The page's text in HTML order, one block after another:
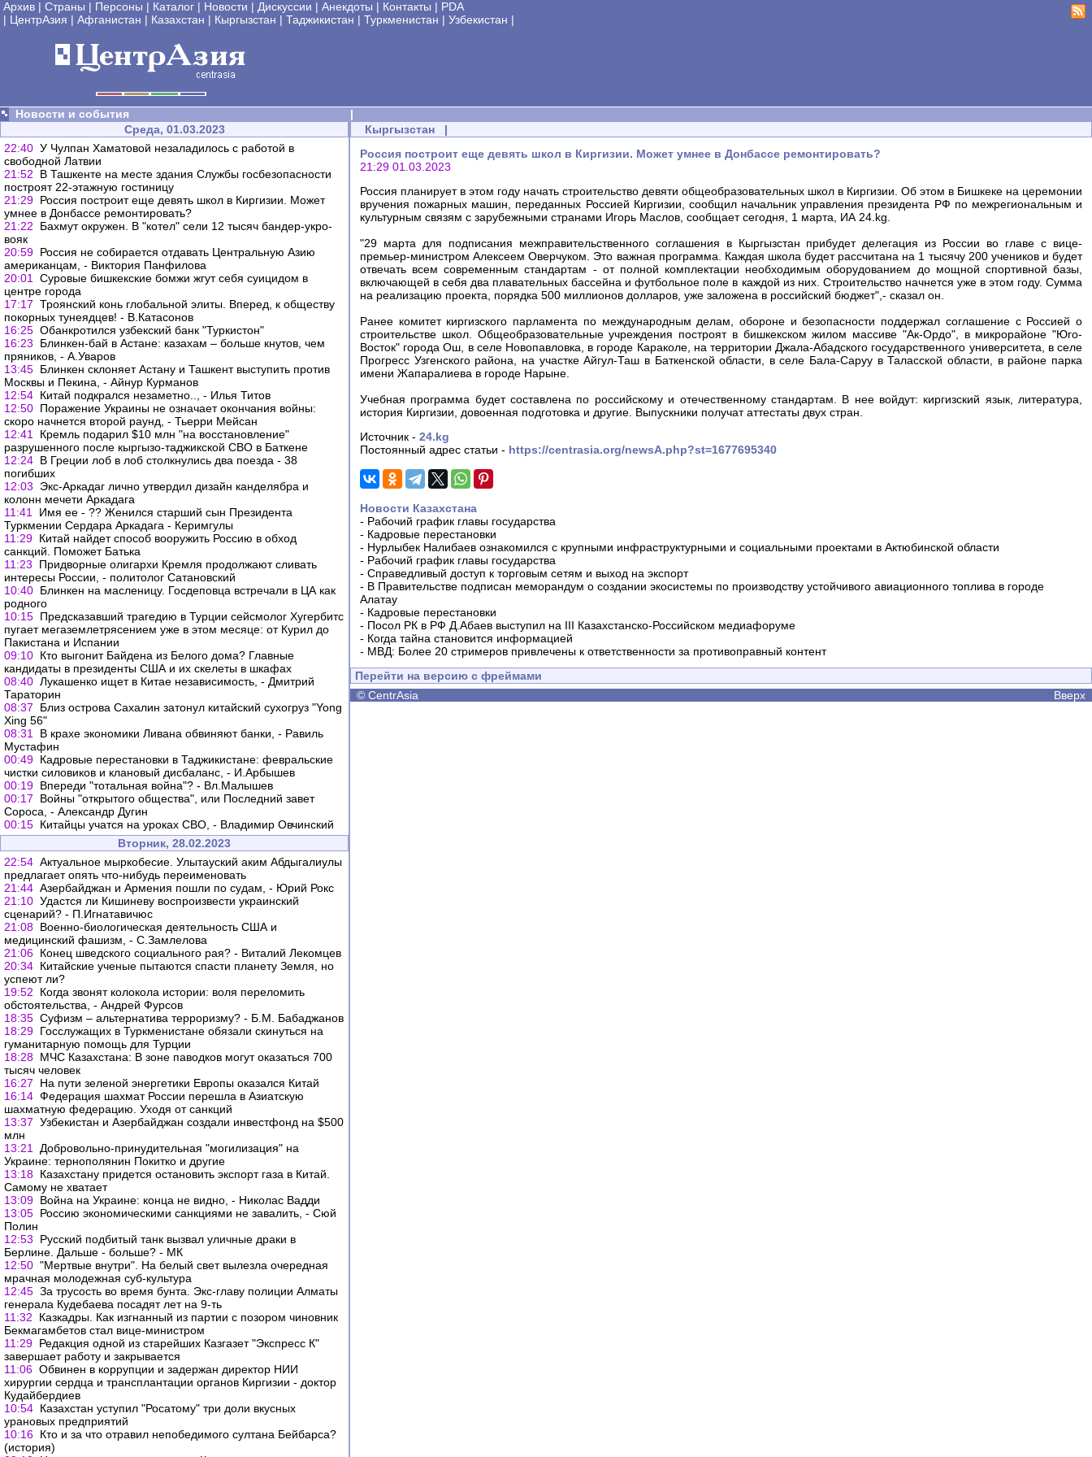
Архив | Страны | Персоны | Каталог | Новости | Дискуссии | Анекдоты | Контакты | PDA
| ЦентрАзия | Афганистан | Казахстан | Кыргызстан | Таджикистан | Туркменистан | Узбекистан |
Новости и события
|
Среда, 01.03.2023
22:40 У Чулпан Хаматовой незаладилось с работой в
свободной Латвии
21:52
В Ташкенте на месте здания Службы госбезопасности
построят 22-этажную гостиницу
21:29 Россия построит еще девять школ в Киргизии. Может
умнее в Донбассе ремонтировать?
21:22
Бахмут окружен. В "котел" сели 12 тысяч бандер-укро-
вояк
20:59 Россия не собирается отдавать Центральную Азию
американцам, - Виктория Панфилова
20:01
Суровые бишкекские бомжи жгут себя суицидом в
центре города
17:17 Троянский конь глобальной элиты. Вперед, к обществу
покорных тунеядцев! - В.Катасонов
16:25 Обанкротился узбекский банк "Туркистон"
16:23
Блинкен-бай в Астане: казахам – больше кнутов, чем
пряников, - А.Уваров
13:45 Блинкен склоняет Астану и Ташкент выступить против
Москвы и Пекина, - Айнур Курманов
12:54 Китай подкрался незаметно.., - Илья Титов
12:50 Поражение Украины не означает окончания войны:
скоро начнется второй раунд, - Тьерри Мейсан
12:41
Кремль подарил $10 млн "на восстановление"
разрушенного после кыргызо-таджикской СВО в Баткене
12:24 В Греции лоб в лоб столкнулись два поезда - 38
погибших
12:03
Экс-Аркадаг лично утвердил дизайн канделябра и
колонн мечети Аркадага
11:41
Имя ее - ?? Женился старший сын Президента
Туркмении Сердара Аркадага - Керимгулы
11:29 Китай найдет способ вооружить Россию в обход
санкций. Поможет Батька
11:23
Придворные олигархи Кремля продолжают сливать
интересы России, - политолог Сатановский
10:40 Блинкен на масленицу. Госдеповца встречали в ЦА как
родного
10:15 Предсказавший трагедию в Турции сейсмолог Хугербитс
пугает мегаземлетрясением уже в этом месяце: от Курил до
Пакистана и Испании
09:10 Кто выгонит Байдена из Белого дома? Главные
кандидаты в президенты США и их скелеты в шкафах
08:40 Лукашенко ищет в Китае независимость, - Дмитрий
Тараторин
08:37
Близ острова Сахалин затонул китайский сухогруз "Yong
Xing 56"
08:31
В крахе экономики Ливана обвиняют банки, - Равиль
Мустафин
00:49 Кадровые перестановки в Таджикистане: февральские
чистки силовиков и клановый дисбаланс, - И.Арбышев
00:19 Впереди "тотальная война"? - Вл.Малышев
00:17
Войны "открытого общества", или Последний завет
Сороса, - Александр Дугин
00:15 Китайцы учатся на уроках СВО, - Владимир Овчинский
Вторник, 28.02.2023
22:54 Актуальное мыркобесие. Улытауский аким Абдыгалиулы
предлагает опять что-нибудь переименовать
21:44 Азербайджан и Армения пошли по судам, - Юрий Рокс
21:10 Удастся ли Кишиневу воспроизвести украинский
сценарий? - П.Игнатавичюс
21:08 Военно-биологическая деятельность США и
медицинский фашизм, - С.Замлелова
21:06 Конец шведского социального рая? - Виталий Лекомцев
20:34 Китайские ученые пытаются спасти планету Земля, но
успеют ли?
19:52
Когда звонят колокола истории: воля переломить
обстоятельства, - Андрей Фурсов
18:35 Суфизм – альтернатива терроризму? - Б.М. Бабаджанов
18:29 Госслужащих в Туркменистане обязали скинуться на
гуманитарную помощь для Турции
18:28 МЧС Казахстана: В зоне паводков могут оказаться 700
тысяч человек
16:27
На пути зеленой энергетики Европы оказался Китай
16:14 Федерация шахмат России перешла в Азиатскую
шахматную федерацию. Уходя от санкций
13:37 Узбекистан и Азербайджан создали инвестфонд на $500
млн
13:21
Добровольно-принудительная "могилизация" на
Украине: тернополянин Покитко и другие
13:18 Казахстану придется остановить экспорт газа в Китай.
Самому не хватает
13:09 Война на Украине: конца не видно, - Николас Вадди
13:05 Россию экономическими санкциями не завалить, - Сюй
Полин
12:53
Русский подбитый танк вызвал уличные драки в
Берлине. Дальше - больше? - МК
12:50 "Мертвые внутри". На белый свет вылезла очередная
мрачная молодежная суб-культура
12:45 За трусость во время бунта. Экс-главу полиции Алматы
генерала Кудебаева посадят лет на 9-ть
11:32
Казкадры. Как изгнанный из партии с позором чиновник
Бекмагамбетов стал вице-министром
11:29 Редакция одной из старейших Казгазет "Экспресс К"
завершает работу и закрывается
11:06 Обвинен в коррупции и задержан директор НИИ
хирургии сердца и трансплантации органов Киргизии - доктор
Кудайбердиев
10:54 Казахстан уступил "Росатому" три доли вкусных
урановых предприятий
10:16 Кто и за что отравил непобедимого султана Бейбарса?
(история)
Кыргызстан |
Россия построит еще девять школ в Киргизии. Может умнее в Донбассе ремонтировать?
21:29 01.03.2023
Россия планирует в этом году начать строительство девяти общеобразовательных школ в Киргизии. Об этом в Бишкеке на церемонии
вручения пожарных машин, переданных Россией Киргизии, сообщил начальник управления президента РФ по межрегиональным и
культурным связям с зарубежными странами Игорь Маслов, сообщает сегодня, 1 марта, ИА 24.kg.
"29 марта для подписания межправительственного соглашения в Кыргызстан прибудет делегация из России во главе с вице-
премьер-министром Алексеем Оверчуком. Это важная программа. Каждая школа будет рассчитана на 1 тысячу 200 учеников и будет
отвечать всем современным стандартам - от полной комплектации необходимым оборудованием до мощной спортивной базы,
включающей в себя два плавательных бассейна и футбольное поле в каждой из них. Строительство начнется уже в этом году. Сумма
на реализацию проекта, порядка 500 миллионов долларов, уже заложена в российский бюджет",- сказал он.
Ранее комитет киргизского парламента по международным делам, обороне и безопасности поддержал соглашение с Россией о
строительстве школ. Общеобразовательные учреждения построят в бишкекском жилом массиве "Ак-Ордо", в микрорайоне "Юго-
Восток" города Ош, в селе Новопавловка, в городе Караколе, на территории Джала-Абадского государственного университета, в селе
Прогресс Узгенского района, на участке Айгул-Таш в Баткенской области, в селе Бала-Саруу в Таласской области, в районе парка
имени Жапаралиева в городе Нарыне.
Учебная программа будет составлена по российскому и отечественному стандартам. В нее войдут: киргизский язык, литература,
история Киргизии, довоенная подготовка и другие. Выпускники получат аттестаты двух стран.
Источник - 24.kg
Постоянный адрес статьи - https://centrasia.org/newsA.php?st=1677695340
Новости Казахстана
- Рабочий график главы государства
- Кадровые перестановки
- Нурлыбек Налибаев ознакомился с крупными инфраструктурными и социальными проектами в Актюбинской области
- Рабочий график главы государства
- Справедливый доступ к торговым сетям и выход на экспорт
- В Правительстве подписан меморандум о создании экосистемы по производству устойчивого авиационного топлива в городе
Алатау
- Кадровые перестановки
- Посол РК в РФ Д.Абаев выступил на III Казахстанско-Российском медиафоруме
- Когда тайна становится информацией
- МВД: Более 20 стримеров привлечены к ответственности за противоправный контент
Перейти на версию с фреймами
© CentrAsia Вверх